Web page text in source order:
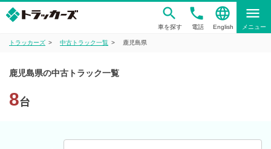
車を探す
phone
電話
language
English
menu
メニュー
トラッカーズ 中古トラック一覧 鹿児島県
鹿児島県の中古トラック一覧
8台